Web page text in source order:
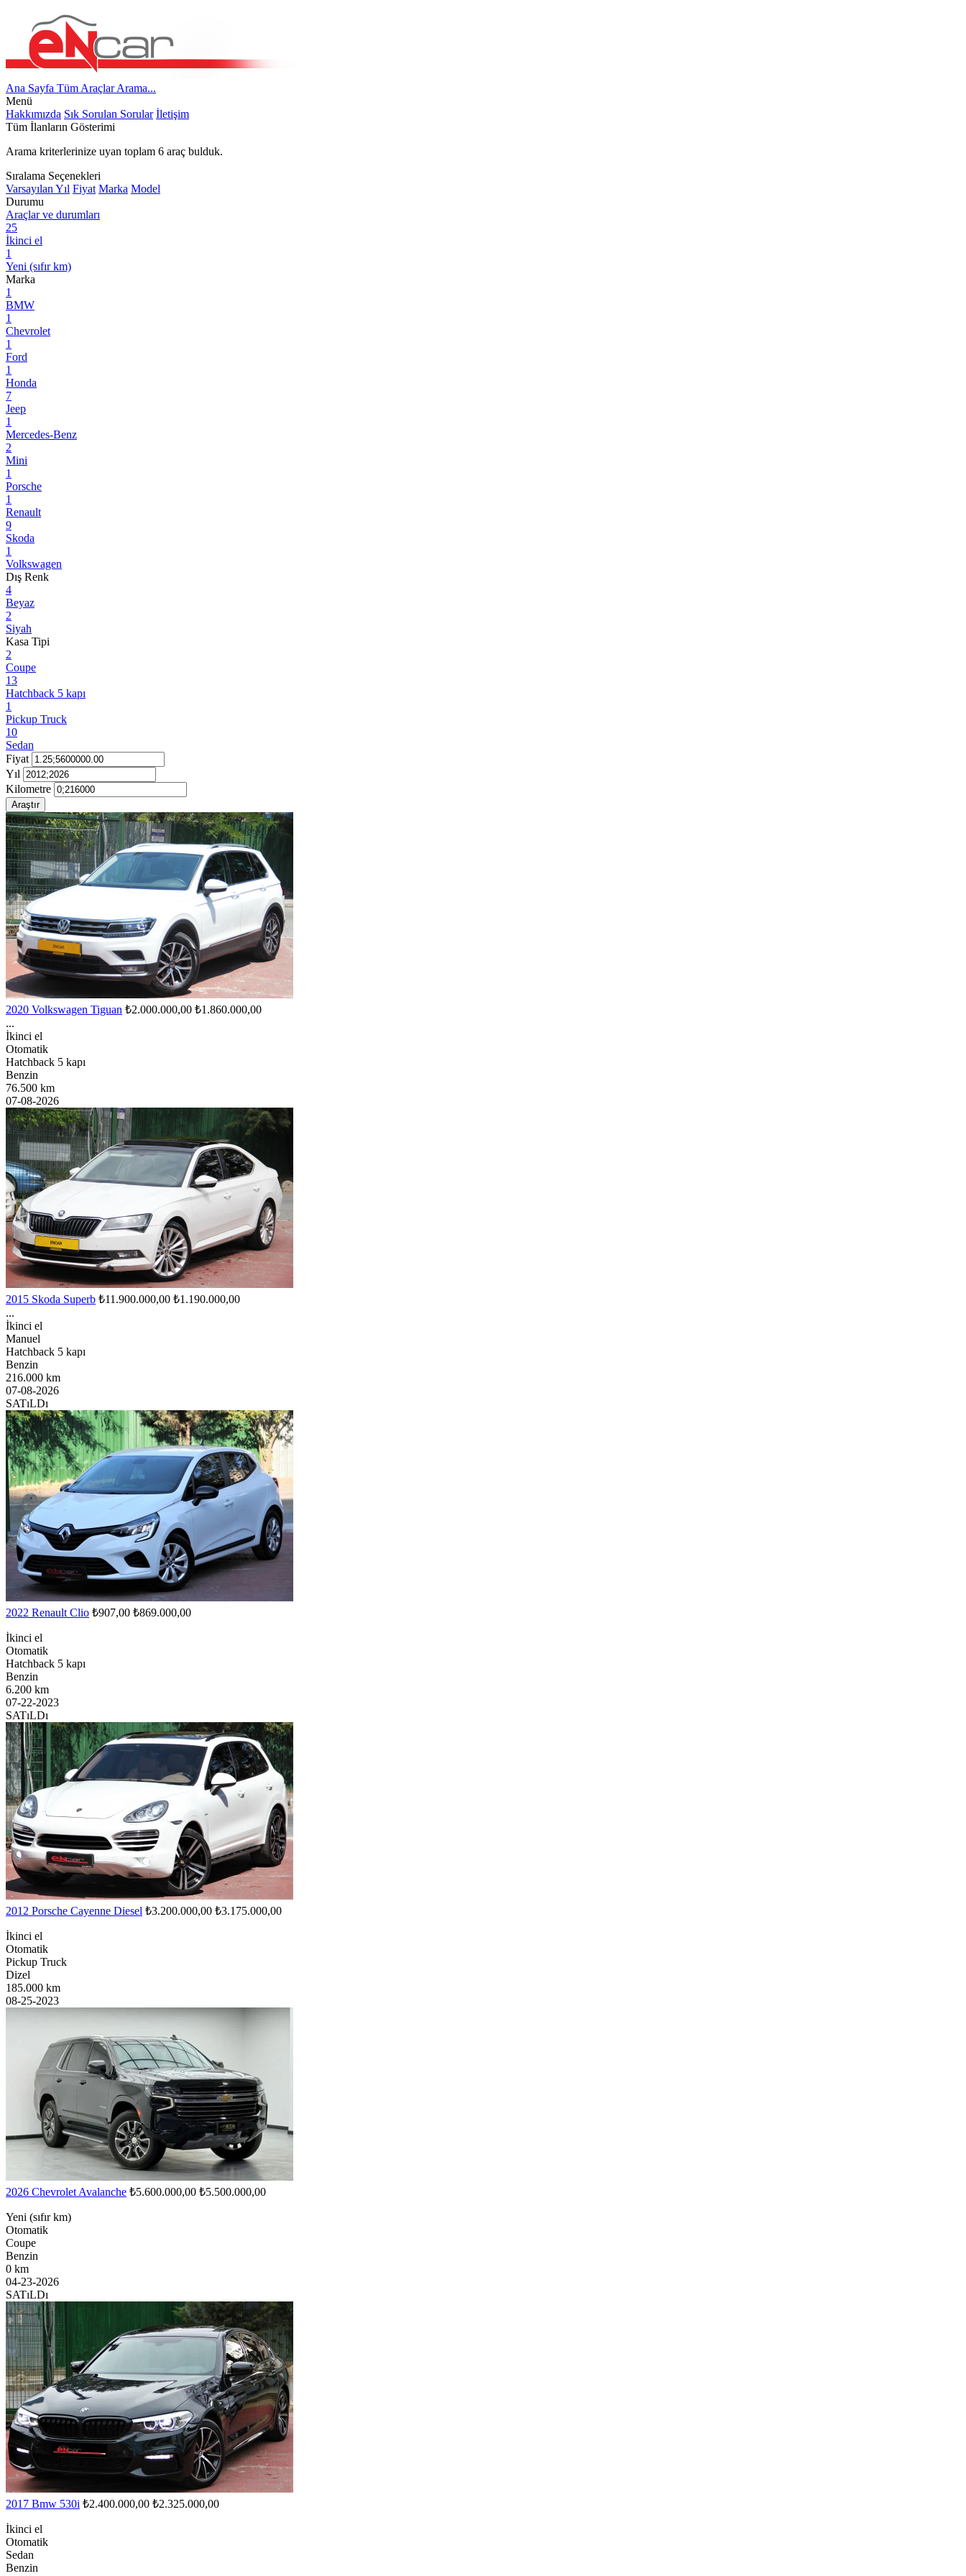
Ana Sayfa Tüm AraçlarArama...
Menü
Hakkımızda Sık Sorulan Sorular İletişim
Tüm İlanların Gösterimi
Arama kriterlerinize uyan toplam 6 araç bulduk.
Sıralama Seçenekleri
Varsayılan Yıl Fiyat Marka Model
Durumu
Araçlar ve durumları
25
İkinci el
1
Yeni (sıfır km)
Marka
1
BMW
1
Chevrolet
1
Ford
1
Honda
7
Jeep
1
Mercedes-Benz
2
Mini
1
Porsche
1
Renault
9
Skoda
1
Volkswagen
Dış Renk
4
Beyaz
2
Siyah
Kasa Tipi
2
Coupe
13
Hatchback 5 kapı
1
Pickup Truck
10
Sedan
Fiyat
Yıl
Kilometre
Araştır
2020 Volkswagen Tiguan ₺2.000.000,00 ₺1.860.000,00
...
İkinci el
Otomatik
Hatchback 5 kapı
Benzin
76.500 km
07-08-2026
2015 Skoda Superb ₺11.900.000,00 ₺1.190.000,00
...
İkinci el
Manuel
Hatchback 5 kapı
Benzin
216.000 km
07-08-2026
SATıLDı
2022 Renault Clio ₺907,00 ₺869.000,00
İkinci el
Otomatik
Hatchback 5 kapı
Benzin
6.200 km
07-22-2023
SATıLDı
2012 Porsche Cayenne Diesel ₺3.200.000,00 ₺3.175.000,00
İkinci el
Otomatik
Pickup Truck
Dizel
185.000 km
08-25-2023
2026 Chevrolet Avalanche ₺5.600.000,00 ₺5.500.000,00
Yeni (sıfır km)
Otomatik
Coupe
Benzin
0 km
04-23-2026
SATıLDı
2017 Bmw 530i ₺2.400.000,00 ₺2.325.000,00
İkinci el
Otomatik
Sedan
Benzin